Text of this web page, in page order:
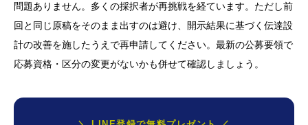
問題ありません。多くの採択者が再挑戦を経ています。ただし前
回と同じ原稿をそのまま出すのは避け、開示結果に基づく伝達設
計の改善を施したうえで再申請してください。最新の公募要領で
応募資格・区分の変更がないかも併せて確認しましょう。